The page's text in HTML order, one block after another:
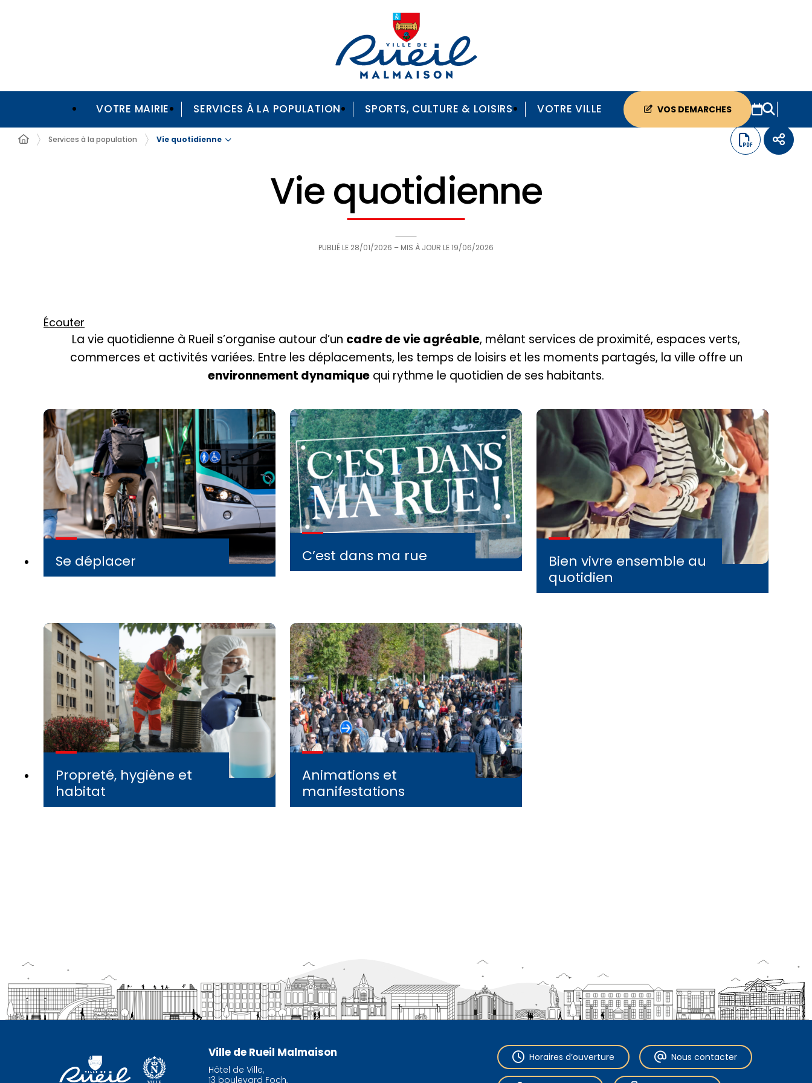
VOTRE MAIRIE SERVICES À LA POPULATION SPORTS, CULTURE & LOISIRS VOTRE VILLE VOS DEMARCHES
Services à la population Vie quotidienne
Vie quotidienne
PUBLIÉ LE 28/01/2026 – MIS À JOUR LE19/06/2026
Écouter
La vie quotidienne à Rueil s’organise autour d’un cadre de vie agréable, mêlant services de proximité, espaces verts,
commerces et activités variées. Entre les déplacements, les temps de loisirs et les moments partagés, la ville offre un
environnement dynamique qui rythme le quotidien de ses habitants.
Se déplacer C’est dans ma rue
Bien vivre ensemble au
quotidien
Propreté, hygiène et
habitat
Animations et
manifestations
Ville de Rueil Malmaison
Hôtel de Ville,
13 boulevard Foch,
Horaires d’ouverture Nous contacter